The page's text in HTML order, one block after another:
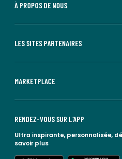
À PROPOS DE NOUS
LES SITES PARTENAIRES
MARKETPLACE
RENDEZ-VOUS SUR L'APP
Ultra inspirante, personnalisée,
savoir plus
lien vers l'app store
lien vers google play